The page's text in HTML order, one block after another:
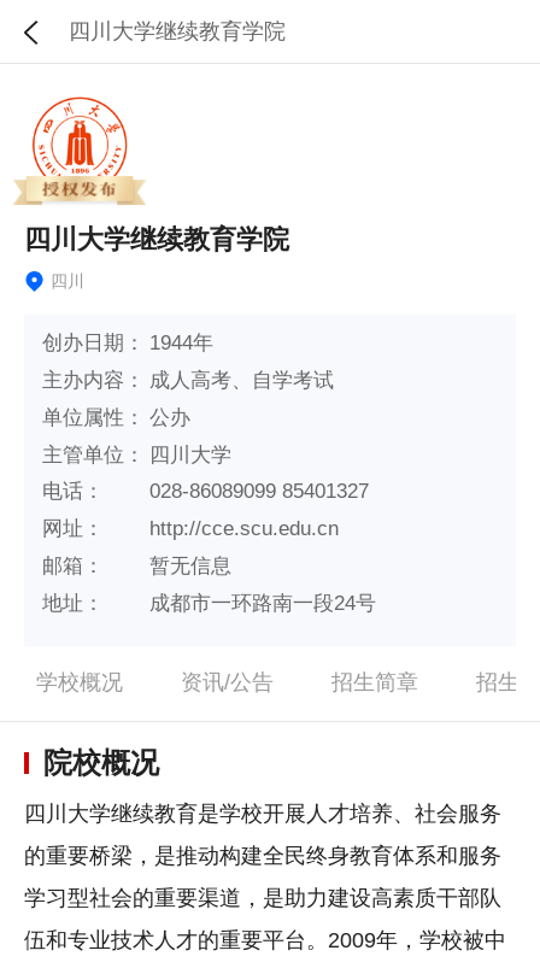
四川大学继续教育学院
四川大学继续教育学院
四川
创办日期：
1944年
主办内容：
成人高考、自学考试
单位属性： 公办
主管单位：
四川大学
电话：
028-86089099 85401327
网址：
http://cce.scu.edu.cn
邮箱：
暂无信息
地址：
成都市一环路南一段24号
学校概况 资讯/公告 招生简章 招生
院校概况
四川大学继续教育是学校开展人才培养、社会服务
的重要桥梁，是推动构建全民终身教育体系和服务
学习型社会的重要渠道，是助力建设高素质干部队
伍和专业技术人才的重要平台。2009年，学校被中